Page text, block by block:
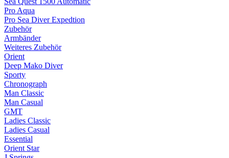
Pro Aqua
Pro Sea Diver Expedtion
Zubehör
Armbänder
Weiteres Zubehör
Orient
Deep Mako Diver
Sporty
Chronograph
Man Classic
Man Casual
GMT
Ladies Classic
Ladies Casual
Essential
Orient Star